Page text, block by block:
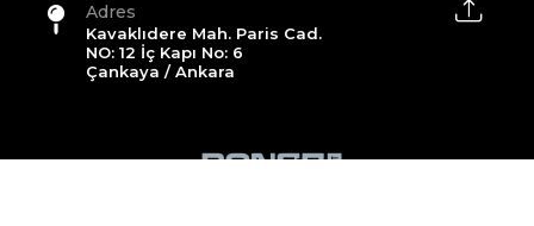
Adres
Kavaklıdere Mah. Paris Cad.
NO: 12 İç Kapı No: 6
Çankaya / Ankara